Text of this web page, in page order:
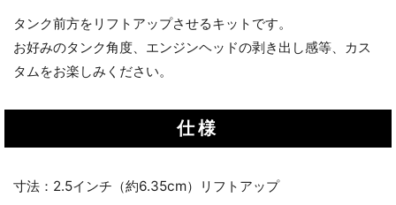
タンク前方をリフトアップさせるキットです。
お好みのタンク角度、エンジンヘッドの剥き出し感等、カス
タムをお楽しみください。
仕様
寸法：2.5インチ（約6.35cm）リフトアップ